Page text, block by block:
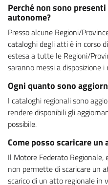
Perché non sono
autonome?
Presso alcune Regioni/
cataloghi degli atti è in corso
estesa a tutte le Regioni/
saranno messi a disposizione
Ogni quanto sono
I cataloghi regionali sono
rendere disponibili gli
possibile.
Come posso scaricare
Il Motore Federato Regionale,
non permette di scaricare un
scarico di un atto regionale in